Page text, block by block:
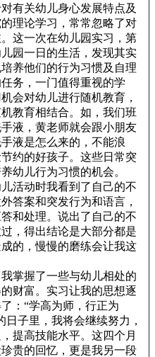
有关幼儿身心发展特点及
理论学习，常常忽略了对
这一次在幼儿园实习，第
园一日的生活，发现其实
养他们的行为习惯及自理
务，一门值得重视的学
会对幼儿进行随机教育，
教育相结合。如，我们班
液，黄老师就会跟小朋友
液是怎么来的，不能浪
约的好孩子。这些日常突
幼儿行为习惯的机会。
活动时我看到了自己的不
答案和突发行为和语言，
和处理。说出了自己的不
，得出结论是大部分都是
的，慢慢的磨练会让我这
掌握了一些与幼儿相处的
财富。实习让我的思想逐
：“学高为师，行正为
日子里，我将会继续努力，
提高技能水平。这四个月
贵的回忆，更是我另一段